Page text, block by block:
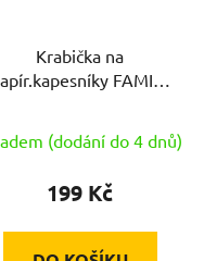
Krabička na
FAMILY
(dodání do 4 dnů)
199 Kč